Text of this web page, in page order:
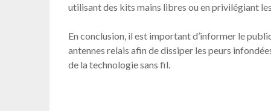
utilisant des kits mains libres ou en privilégiant
En conclusion, il est important d’informer le
antennes relais afin de dissiper les peurs
de la technologie sans fil.